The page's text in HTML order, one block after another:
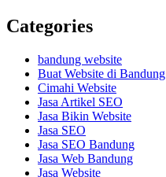
Categories
bandung website
Buat Website di Bandung
Cimahi Website
Jasa Artikel SEO
Jasa Bikin Website
Jasa SEO
Jasa SEO Bandung
Jasa Web Bandung
Jasa Website